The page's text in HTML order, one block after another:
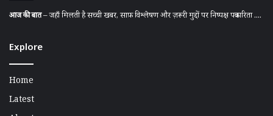
आज की बात– जहाँ मिलती है सच्ची खबर, साफ़ विश्लेषण और ज़रूरी मुद्दों पर निष्पक्ष पत्रकारिता ....
Explore
Home
Latest